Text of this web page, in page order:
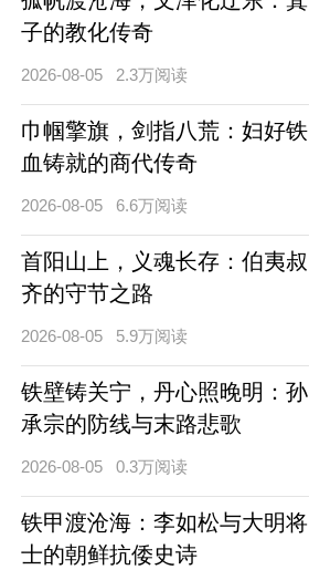
子的教化传奇
2026-08-05 2.3万阅读
巾帼擎旗，剑指八荒：妇好铁
血铸就的商代传奇
2026-08-05 6.6万阅读
首阳山上，义魂长存：伯夷叔
齐的守节之路
2026-08-05 5.9万阅读
铁壁铸关宁，丹心照晚明：孙
承宗的防线与末路悲歌
2026-08-05 0.3万阅读
铁甲渡沧海：李如松与大明将
士的朝鲜抗倭史诗